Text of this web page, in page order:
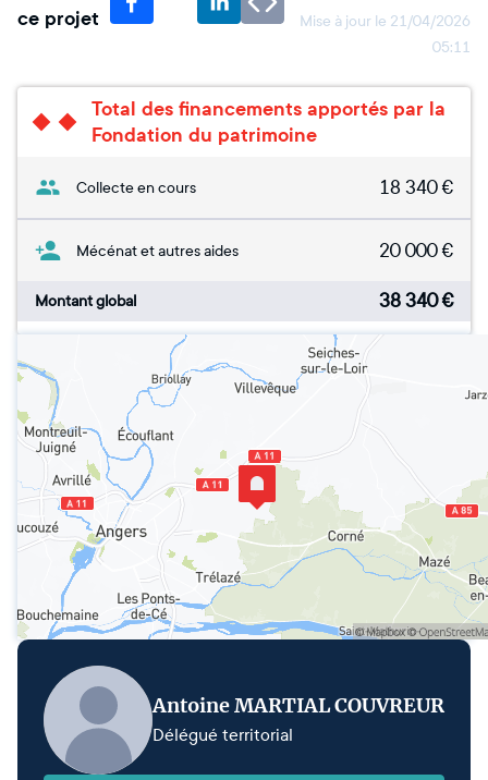
ce projet
Mise à jour le 21/04/2026
05:11
Total des financements apportés par la
Fondation du patrimoine
Collecte en cours 18 340€
Mécénat et autres aides 20 000€
Montant global 38 340€
Antoine MARTIAL COUVREUR
Délégué territorial